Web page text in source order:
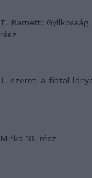
T. Barnett: Gyilkosság
rész
T. szereti a fiatal
Minka 10. rész